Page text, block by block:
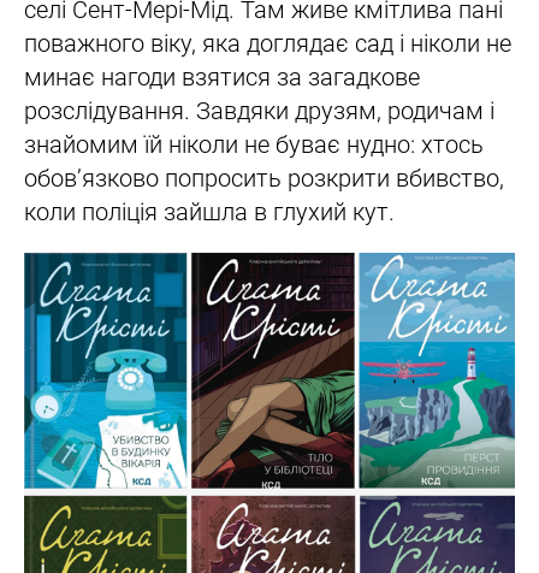
селі Сент-Мері-Мід. Там живе кмітлива пані
поважного віку, яка доглядає сад і ніколи не
минає нагоди взятися за загадкове
розслідування. Завдяки друзям, родичам і
знайомим їй ніколи не буває нудно: хтось
обов’язково попросить розкрити вбивство,
коли поліція зайшла в глухий кут.